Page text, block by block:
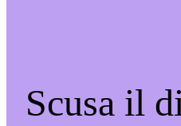
Scusa il